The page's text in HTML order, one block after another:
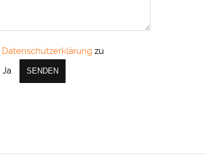
Datenschutzerklärungzu
Ja